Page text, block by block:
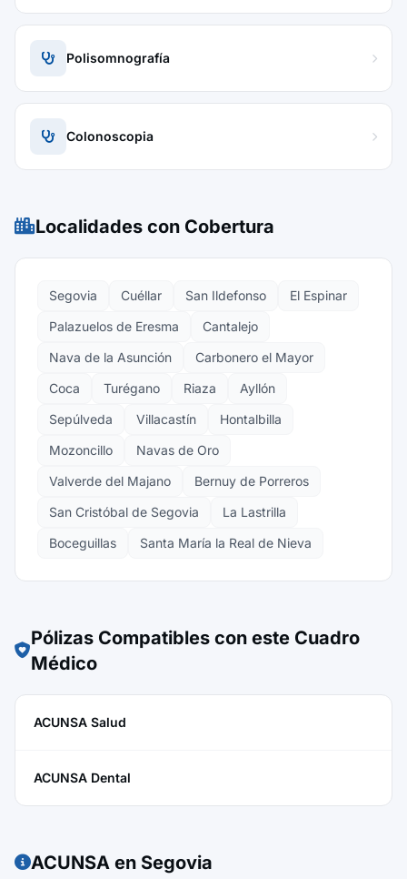
Polisomnografía
Colonoscopia
Localidades con Cobertura
Segovia Cuéllar San Ildefonso
El Espinar
Palazuelos de Eresma
Cantalejo
Nava de la Asunción
Carbonero el Mayor
Coca
Turégano Riaza
Ayllón
Sepúlveda
Villacastín
Hontalbilla
Mozoncillo
Navas de Oro
Valverde del Majano
Bernuy de Porreros
San Cristóbal de Segovia
La Lastrilla
Boceguillas
Santa María la Real de Nieva
Pólizas Compatibles con este Cuadro
Médico
ACUNSA Salud
ACUNSA Dental
ACUNSA en Segovia